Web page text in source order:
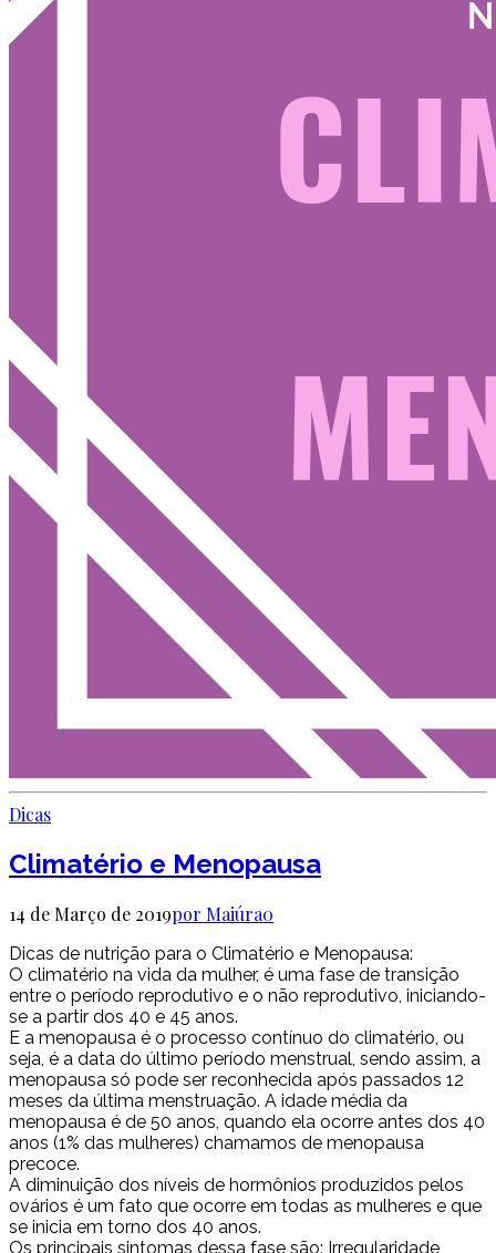
Dicas
Climatério e Menopausa
14 de Março de 2019por Maiúra0
Dicas de nutrição para o Climatério e Menopausa:
O climatério na vida da mulher, é uma fase de transição
entre o período reprodutivo e o não reprodutivo, iniciando-
se a partir dos 40 e 45 anos.
E a menopausa é o processo contínuo do climatério, ou
seja, é a data do último período menstrual, sendo assim, a
menopausa só pode ser reconhecida após passados 12
meses da última menstruação. A idade média da
menopausa é de 50 anos, quando ela ocorre antes dos 40
anos (1% das mulheres) chamamos de menopausa
precoce.
A diminuição dos níveis de hormônios produzidos pelos
ovários é um fato que ocorre em todas as mulheres e que
se inicia em torno dos 40 anos.
Os principais sintomas dessa fase são: Irregularidade